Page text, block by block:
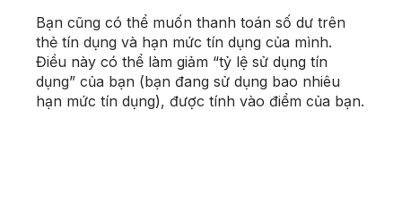
Bạn cũng có thể muốn thanh toán số dư trên
thẻ tín dụng và hạn mức tín dụng của mình.
Điều này có thể làm giảm “tỷ lệ sử dụng tín
dụng” của bạn (bạn đang sử dụng bao nhiêu
hạn mức tín dụng), được tính vào điểm của bạn.